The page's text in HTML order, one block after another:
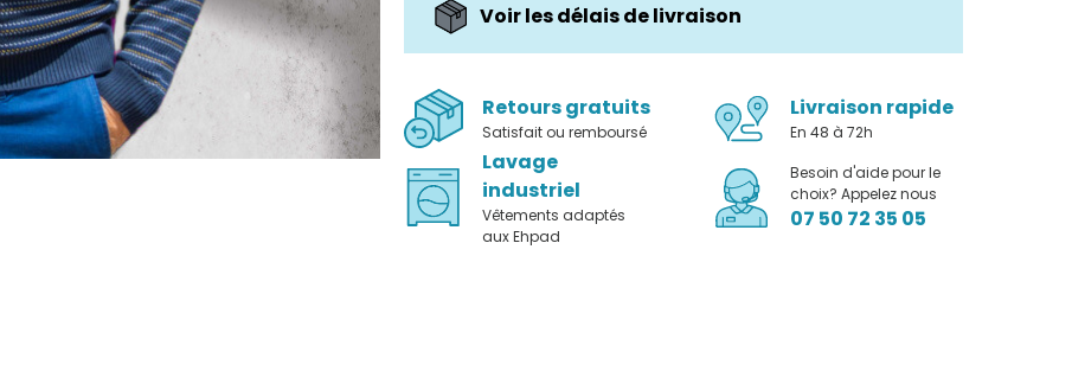
Voir les délais de livraison
Retours gratuits
Satisfait ou remboursé
Livraison rapide
En 48 à 72h
Lavage
industriel
Vêtements adaptés
aux Ehpad
Besoin d'aide pour le
choix? Appelez nous
07 50 72 35 05